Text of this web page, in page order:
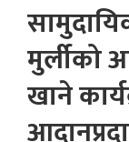
मुर्लीको
खाने